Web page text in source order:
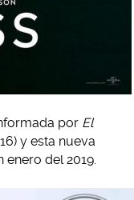
por El
y esta nueva
del 2019.